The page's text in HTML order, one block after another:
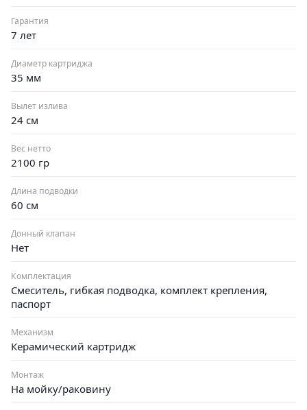
Гарантия
7 лет
Диаметр картриджа
35 мм
Вылет излива
24 см
Вес нетто
2100 гр
Длина подводки
60 см
Донный клапан
Нет
Комплектация
Смеситель, гибкая подводка, комплект крепления,
паспорт
Механизм
Керамический картридж
Монтаж
На мойку/раковину